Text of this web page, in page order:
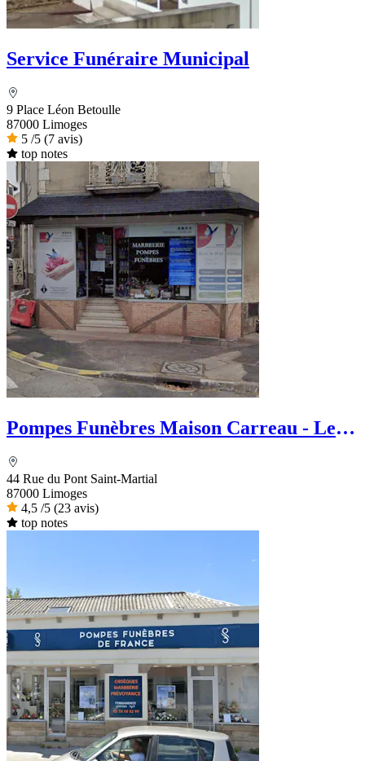
Service Funéraire Municipal
9 Place Léon Betoulle
87000 Limoges
5 /5 (7 avis)
top notes
Pompes Funèbres Maison Carreau - Le
44 Rue du Pont Saint-Martial
87000 Limoges
4,5 /5 (23 avis)
top notes